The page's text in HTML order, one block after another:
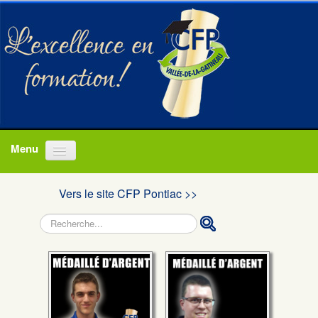
Programmes
Actualités
Nous joindre
Vers le site CFP Pontiac >>
Rechercher